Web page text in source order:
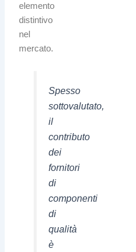
elemento
distintivo
nel
mercato.
Spesso
sottovalutato,
il
contributo
dei
fornitori
di
componenti
di
qualità
è